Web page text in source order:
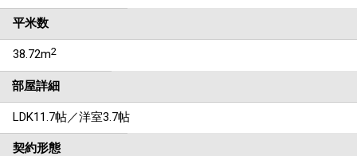
平米数
38.72m2
部屋詳細
LDK11.7帖／洋室3.7帖
契約形態